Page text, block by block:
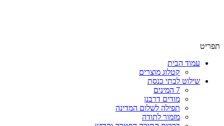
תפריט
עמוד הבית
קטלוג מוצרים
שילוט לבתי כנסת
7 המינים
מודים דרבנן
תפילה לשלום המדינה
מזמור לתודה